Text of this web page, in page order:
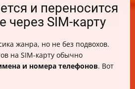
контактов
и оболочек
способов переноса контактов
и переносится
через SIM-карту
жанра, но не без подвохов.
на SIM-карту обычно
и номера телефонов. Вот